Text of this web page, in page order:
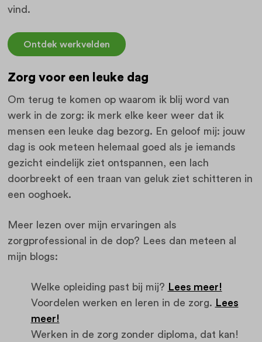
vind.
Ontdek werkvelden
Zorg voor een leuke dag
Om terug te komen op waarom ik blij word van
werk in de zorg: ik merk elke keer weer dat ik
mensen een leuke dag bezorg. En geloof mij: jouw
dag is ook meteen helemaal goed als je iemands
gezicht eindelijk ziet ontspannen, een lach
doorbreekt of een traan van geluk ziet schitteren in
een ooghoek.
Meer lezen over mijn ervaringen als
zorgprofessional in de dop? Lees dan meteen al
mijn blogs:
Welke opleiding past bij mij? Lees meer!
Voordelen werken en leren in de zorg. Lees
meer!
Werken in de zorg zonder diploma, dat kan!